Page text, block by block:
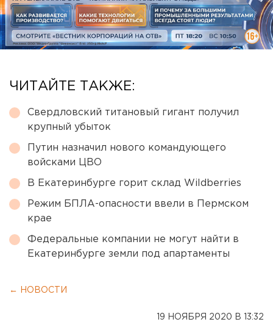
ЧИТАЙТЕ ТАКЖЕ:
Свердловский титановый гигант получил
крупный убыток
Путин назначил нового командующего
войсками ЦВО
В Екатеринбурге горит склад Wildberries
Режим БПЛА-опасности ввели в Пермском
крае
Федеральные компании не могут найти в
Екатеринбурге земли под апартаменты
← НОВОСТИ
19 НОЯБРЯ 2020 В 13:32